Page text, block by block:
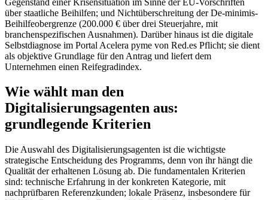
über staatliche Beihilfen; und Nichtüberschreitung der De-minimis-
Beihilfeobergrenze (200.000 € über drei Steuerjahre, mit
branchenspezifischen Ausnahmen). Darüber hinaus ist die digitale
Selbstdiagnose im Portal Acelera pyme von Red.es Pflicht; sie dient
als objektive Grundlage für den Antrag und liefert dem
Unternehmen einen Reifegradindex.
Wie wählt man den
Digitalisierungsagenten aus:
grundlegende Kriterien
Die Auswahl des Digitalisierungsagenten ist die wichtigste
strategische Entscheidung des Programms, denn von ihr hängt die
Qualität der erhaltenen Lösung ab. Die fundamentalen Kriterien
sind: technische Erfahrung in der konkreten Kategorie, mit
nachprüfbaren Referenzkunden; lokale Präsenz, insbesondere für